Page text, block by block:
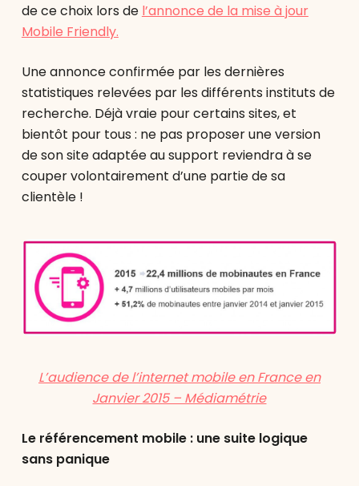
de ce choix lors de l’annonce de la mise à jour
Mobile Friendly.
Une annonce confirmée par les dernières
statistiques relevées par les différents instituts de
recherche. Déjà vraie pour certains sites, et
bientôt pour tous : ne pas proposer une version
de son site adaptée au support reviendra à se
couper volontairement d’une partie de sa
clientèle !
L’audience de l’internet mobile en France en
Janvier 2015 – Médiamétrie
Le référencement mobile : une suite logique
sans panique